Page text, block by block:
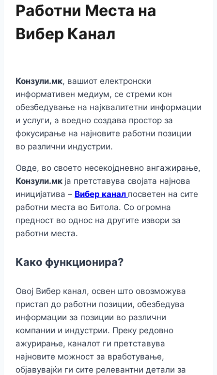
Работни Места на
Вибер Канал
Конзули.мк, вашиот електронски
информативен медиум, се стреми кон
обезбедување на најквалитетни информации
и услуги, а воедно создава простор за
фокусирање на најновите работни позиции
во различни индустрии.
Овде, во своето несекојдневно ангажирање,
Конзули.мк ја претставува својата најнова
иницијатива – Вибер канал посветен на сите
работни места во Битола. Со огромна
предност во однос на другите извори за
работни места.
Како функционира?
Овој Вибер канал, освен што овозможува
пристап до работни позиции, обезбедува
информации за позиции во различни
компании и индустрии. Преку редовно
ажурирање, каналот ги претставува
најновите можност за вработување,
објавувајќи ги сите релевантни детали за